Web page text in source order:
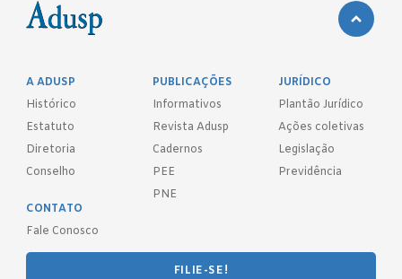
A ADUSP
Histórico
Estatuto
Diretoria
Conselho
PUBLICAÇÕES
Informativos
Revista Adusp
Cadernos
PEE
PNE
JURÍDICO
Plantão Jurídico
Ações coletivas
Legislação
Previdência
CONTATO
Fale Conosco
FILIE-SE!